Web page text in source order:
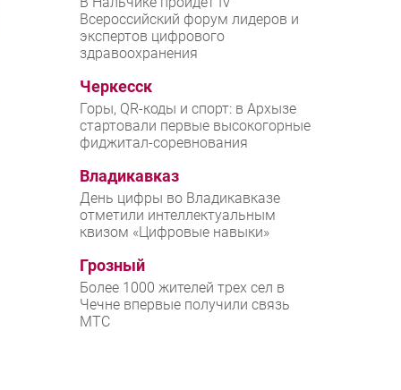
Всероссийский форум лидеров и
экспертов цифрового
здравоохранения
Черкесск
Горы, QR-коды и спорт: в Архызе
стартовали первые высокогорные
фиджитал-соревнования
Владикавказ
День цифры во Владикавказе
отметили интеллектуальным
квизом «Цифровые навыки»
Грозный
Более 1000 жителей трех сел в
Чечне впервые получили связь
МТС